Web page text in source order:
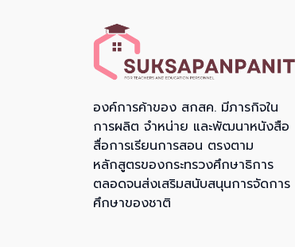
องค์การค้าของ สกสค. มีภารกิจใน
การผลิต จำหน่าย และพัฒนาหนังสือ
สื่อการเรียนการสอน ตรงตาม
หลักสูตรของกระทรวงศึกษาธิการ
ตลอดจนส่งเสริมสนับสนุนการจัดการ
ศึกษาของชาติ